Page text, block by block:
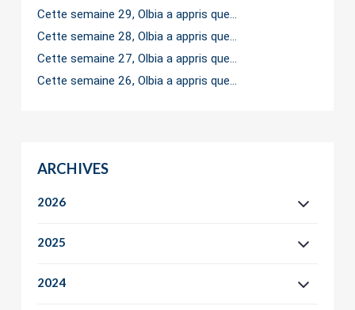
Cette semaine 29, Olbia a appris que…
Cette semaine 28, Olbia a appris que…
Cette semaine 27, Olbia a appris que…
Cette semaine 26, Olbia a appris que…
ARCHIVES
2026
2025
2024